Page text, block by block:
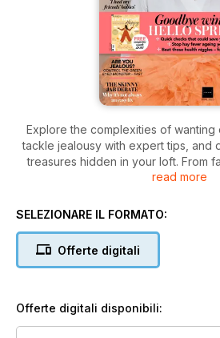
Explore the complexities of wanting
tackle jealousy with expert tips, and
treasures hidden in your loft. From
essential health checks, plus
for living your best
read more
SELEZIONARE IL FORMATO:
Offerte digitali
Offerte digitali disponibili: